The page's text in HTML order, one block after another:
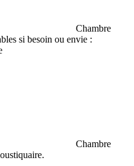
Chambre
si besoin ou envie :
Chambre